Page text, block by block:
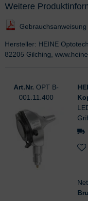
Weitere
Gebrauchsanweisung
Hersteller: HEINE
82205 Gilching,
Art.Nr. OPT B-
001.11.400